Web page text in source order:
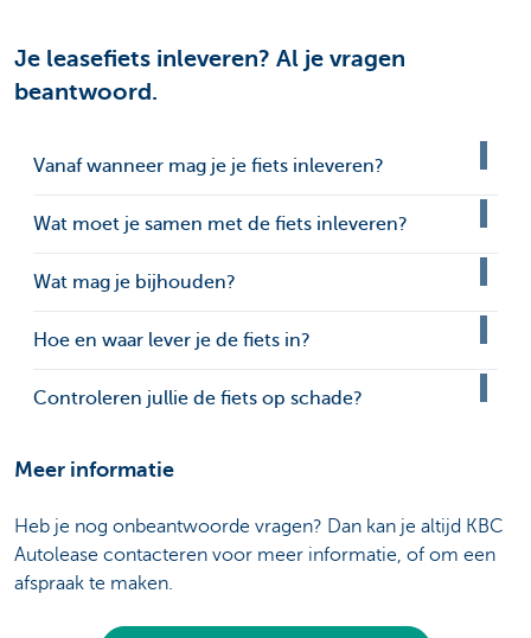
Je leasefiets inleveren? Al je vragen
beantwoord.
Vanaf wanneer mag je je fiets inleveren?
Wat moet je samen met de fiets inleveren?
Wat mag je bijhouden?
Hoe en waar lever je de fiets in?
Controleren jullie de fiets op schade?
Meer informatie
Heb je nog onbeantwoorde vragen? Dan kan je altijd KBC
Autolease contacteren voor meer informatie, of om een
afspraak te maken.